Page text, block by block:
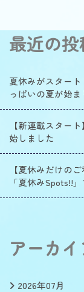
最近の投
夏休みがスター
っぱいの夏が始ま
【新連載スター
始しました
【夏休みだけの
「夏休みSpots!!
アーカ
2026年07月